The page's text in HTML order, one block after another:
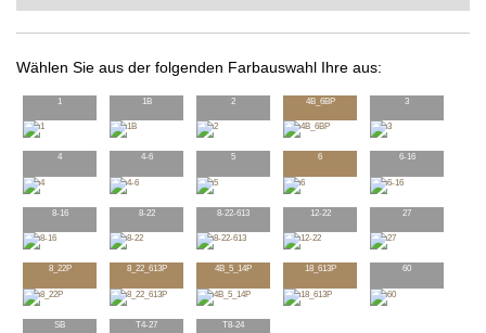
Wählen Sie aus der folgenden Farbauswahl Ihre aus:
1 1B 2 4B_6BP 3
4 4-6 5 6 6-16
8-16 8-22 8-22-613 12-22 27
8_22P 8_22_613P 4B_5_14P 18_613P 60
SB T4-27 T8-24